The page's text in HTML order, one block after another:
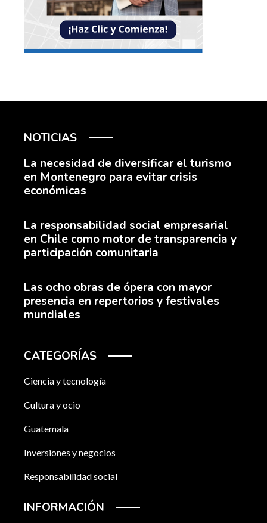
NOTICIAS
La necesidad de diversificar el turismo
en Montenegro para evitar crisis
económicas
La responsabilidad social empresarial
en Chile como motor de transparencia y
participación comunitaria
Las ocho obras de ópera con mayor
presencia en repertorios y festivales
mundiales
CATEGORÍAS
Ciencia y tecnología
Cultura y ocio
Guatemala
Inversiones y negocios
Responsabilidad social
INFORMACIÓN